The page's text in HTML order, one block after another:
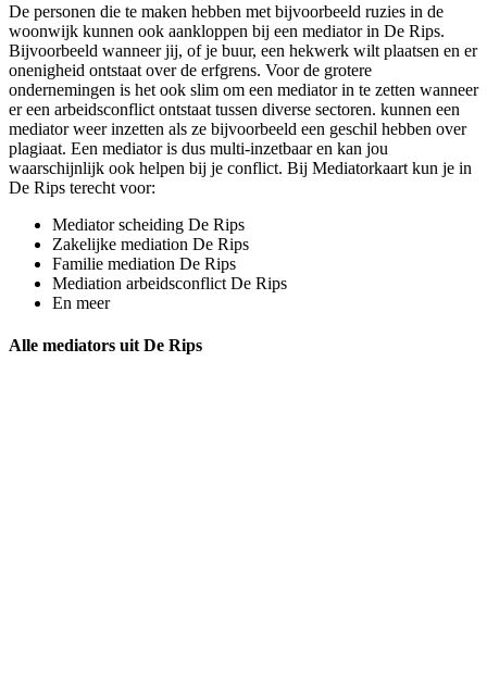
De personen die te maken hebben met bijvoorbeeld ruzies in de
woonwijk kunnen ook aankloppen bij een mediator in De Rips.
Bijvoorbeeld wanneer jij, of je buur, een hekwerk wilt plaatsen en er
onenigheid ontstaat over de erfgrens. Voor de grotere
ondernemingen is het ook slim om een mediator in te zetten wanneer
er een arbeidsconflict ontstaat tussen diverse sectoren. kunnen een
mediator weer inzetten als ze bijvoorbeeld een geschil hebben over
plagiaat. Een mediator is dus multi-inzetbaar en kan jou
waarschijnlijk ook helpen bij je conflict. Bij Mediatorkaart kun je in
De Rips terecht voor:
Mediator scheiding De Rips
Zakelijke mediation De Rips
Familie mediation De Rips
Mediation arbeidsconflict De Rips
En meer
Alle mediators uit De Rips